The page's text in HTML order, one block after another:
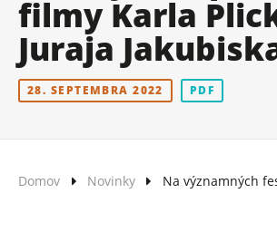
filmy Karla
Juraja
28. SEPTEMBRA 2022 PDF
Domov Novinky Na významných